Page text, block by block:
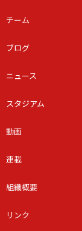
チーム
ブログ
ニュース
スタジアム
動画
連載
組織概要
リンク